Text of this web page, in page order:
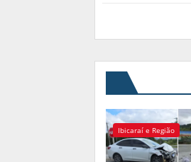
Ibicaraí e Região